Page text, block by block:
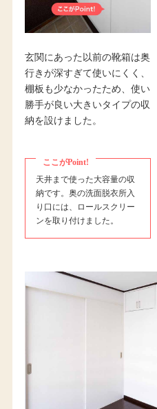
玄関にあった以前の靴箱は奥
行きが深すぎて使いにくく、
棚板も少なかったため、使い
勝手が良い大きいタイプの収
納を設けました。
ここがPoint!
天井まで使った大容量の収
納です。奥の洗面脱衣所入
り口には、ロールスクリー
ンを取り付けました。